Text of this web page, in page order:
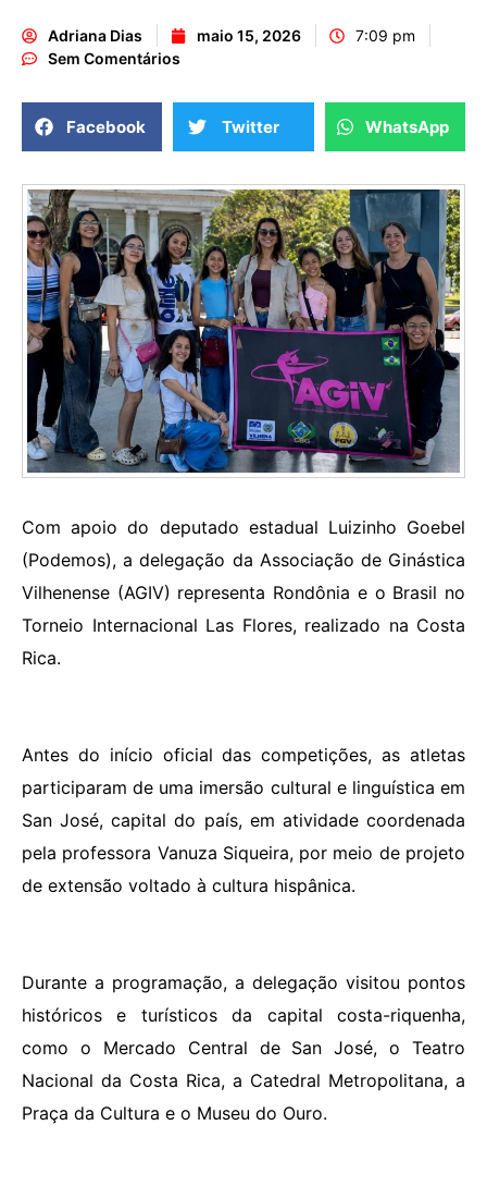
Adriana Dias maio 15, 2026
7:09 pm
Sem Comentários
Facebook Twitter WhatsApp
Com apoio do deputado estadual Luizinho Goebel
(Podemos), a delegação da Associação de Ginástica
Vilhenense (AGIV) representa Rondônia e o Brasil no
Torneio Internacional Las Flores, realizado na Costa
Rica.
Antes do início oficial das competições, as atletas
participaram de uma imersão cultural e linguística em
San José, capital do país, em atividade coordenada
pela professora Vanuza Siqueira, por meio de projeto
de extensão voltado à cultura hispânica.
Durante a programação, a delegação visitou pontos
históricos e turísticos da capital costa-riquenha,
como o Mercado Central de San José, o Teatro
Nacional da Costa Rica, a Catedral Metropolitana, a
Praça da Cultura e o Museu do Ouro.